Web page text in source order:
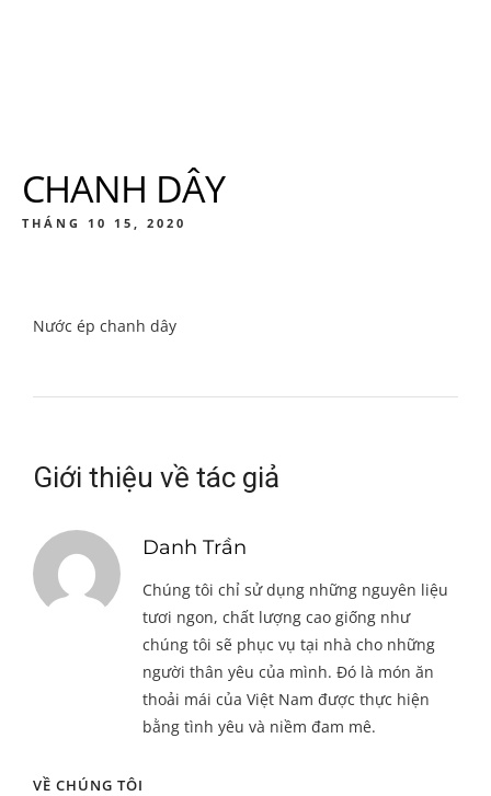
CHANH DÂY
THÁNG 10 15, 2020
Nước ép chanh dây
Giới thiệu về tác giả
Danh Trần
Chúng tôi chỉ sử dụng những nguyên liệu
tươi ngon, chất lượng cao giống như
chúng tôi sẽ phục vụ tại nhà cho những
người thân yêu của mình. Đó là món ăn
thoải mái của Việt Nam được thực hiện
bằng tình yêu và niềm đam mê.
VỀ CHÚNG TÔI